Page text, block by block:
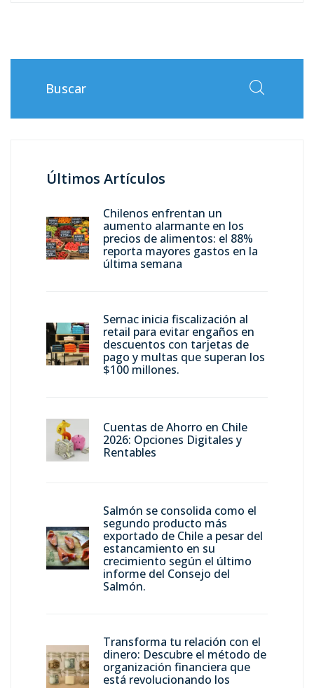
Últimos Artículos
Chilenos enfrentan un
aumento alarmante en los
precios de alimentos: el 88%
reporta mayores gastos en la
última semana
Sernac inicia fiscalización al
retail para evitar engaños en
descuentos con tarjetas de
pago y multas que superan los
$100 millones.
Cuentas de Ahorro en Chile
2026: Opciones Digitales y
Rentables
Salmón se consolida como el
segundo producto más
exportado de Chile a pesar del
estancamiento en su
crecimiento según el último
informe del Consejo del
Salmón.
Transforma tu relación con el
dinero: Descubre el método de
organización financiera que
está revolucionando los